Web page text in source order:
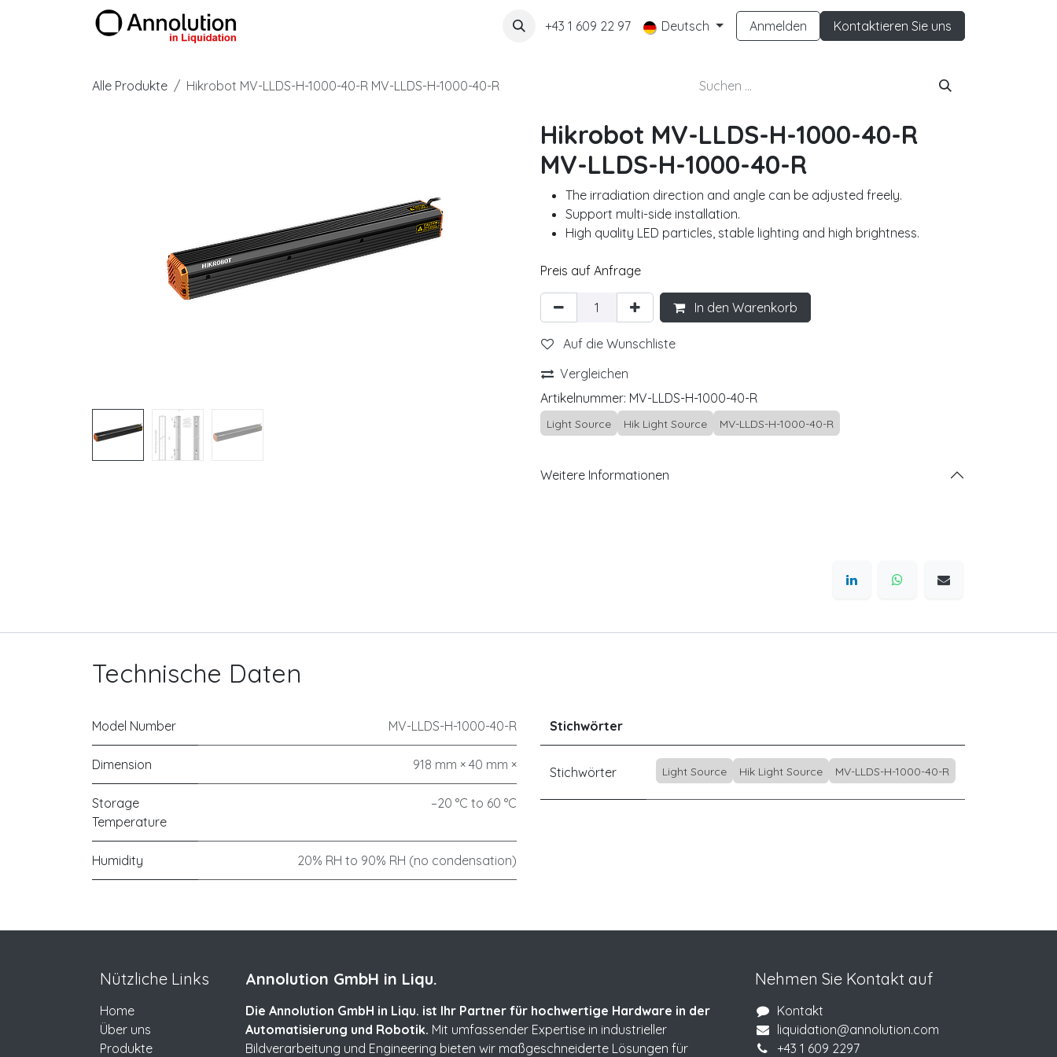
Zum Inhalt springen
+43 1 609 22 97 Deutsch Anmelden Kontaktieren Sie uns
Alle Produkte Hikrobot MV-LLDS-H-1000-40-R MV-LLDS-H-1000-40-R
Hikrobot MV-LLDS-H-1000-40-R
MV-LLDS-H-1000-40-R
The irradiation direction and angle can be adjusted freely.
Support multi-side installation.
High quality LED particles, stable lighting and high brightness.
Preis auf Anfrage
In den Warenkorb
Auf die Wunschliste
Vergleichen
Artikelnummer: MV-LLDS-H-1000-40-R
Light Source Hik Light Source MV-LLDS-H-1000-40-R
Weitere Informationen
Technische Daten
Model Number MV-LLDS-H-1000-40-R
Dimension 918 mm × 40 mm ×
Storage
Temperature
–20 °C to 60 °C
Humidity 20% RH to 90% RH (no condensation)
Stichwörter
Stichwörter Light Source Hik Light Source MV-LLDS-H-1000-40-R
Nützliche Links
Home
Über uns
Produkte
Nehmen Sie Kontakt auf
Kontakt
liquidation@annolution.com
+43 1 609 2297
Annolution GmbH in Liqu.
Die Annolution GmbH in Liqu. ist Ihr Partner für hochwertige Hardware in der
Automatisierung und Robotik. Mit umfassender Expertise in industrieller
Bildverarbeitung und Engineering bieten wir maßgeschneiderte Lösungen für